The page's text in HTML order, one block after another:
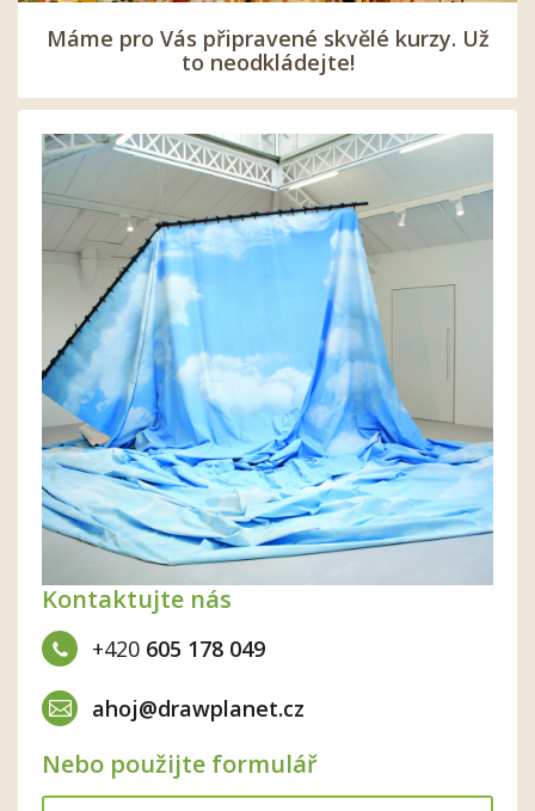
Máme pro Vás připravené skvělé kurzy. Už
to neodkládejte!
Kontaktujte nás
+420 605 178 049
ahoj@drawplanet.cz
Nebo použijte formulář